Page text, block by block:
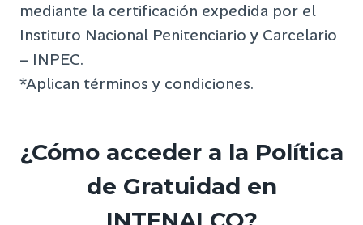
mediante la certificación expedida por el
Instituto Nacional Penitenciario y Carcelario
– INPEC.
*Aplican términos y condiciones.
¿Cómo acceder a la Política
de Gratuidad en